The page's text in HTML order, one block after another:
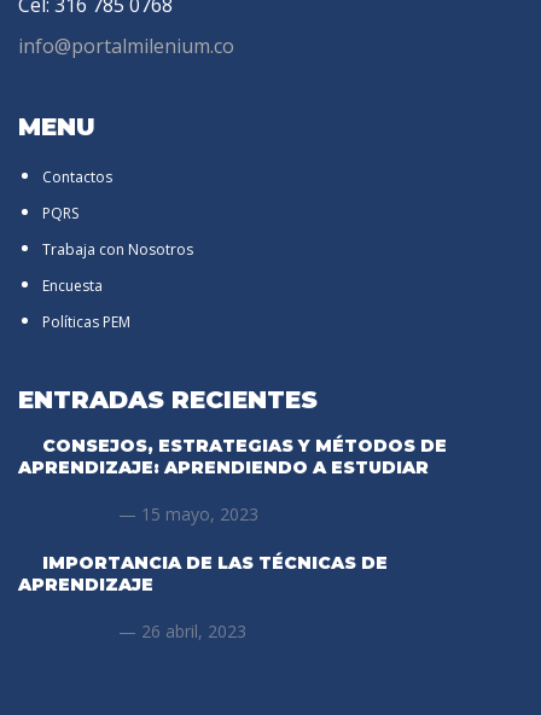
info@portalmilenium.co
MENU
Contactos
PQRS
Trabaja con Nosotros
Encuesta
Políticas PEM
ENTRADAS RECIENTES
CONSEJOS, ESTRATEGIAS Y MÉTODOS DE
APRENDIZAJE: APRENDIENDO A ESTUDIAR
15 mayo, 2023
IMPORTANCIA DE LAS TÉCNICAS DE
APRENDIZAJE
26 abril, 2023